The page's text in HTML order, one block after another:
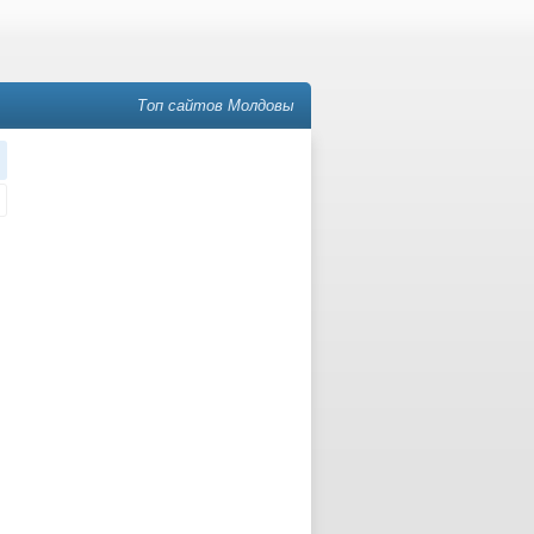
Топ сайтов Молдовы